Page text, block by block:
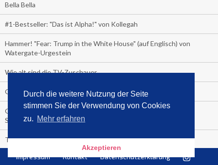
Durch die weitere Nutzung der Seite
stimmen Sie der Verwendung von Cookies
zu. Mehr erfahren
Akzeptieren
Bella Bella
#1-Bestseller: "Das ist Alpha!" von Kollegah
Hammer! "Fear: Trump in the White House" (auf Englisch) von
Watergate-Urgestein
Wie alt sind die TV-Zuschauer
Geisterfahrer auf Überholspur
Gegen Einsamkeit: Single-Haushalte schauen täglich fast 6
Stunden TV
TV-Quote:
Italienisches Kochbuch schießt auf Nummer 1 in Deutschland,
Impressum Kontakt Datenschutzerklärung